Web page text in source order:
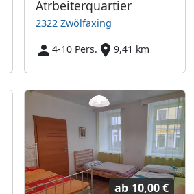
Atrbeiterquartier
2322 Zwölfaxing
4-10 Pers.
9,41 km
ab 10,00 €